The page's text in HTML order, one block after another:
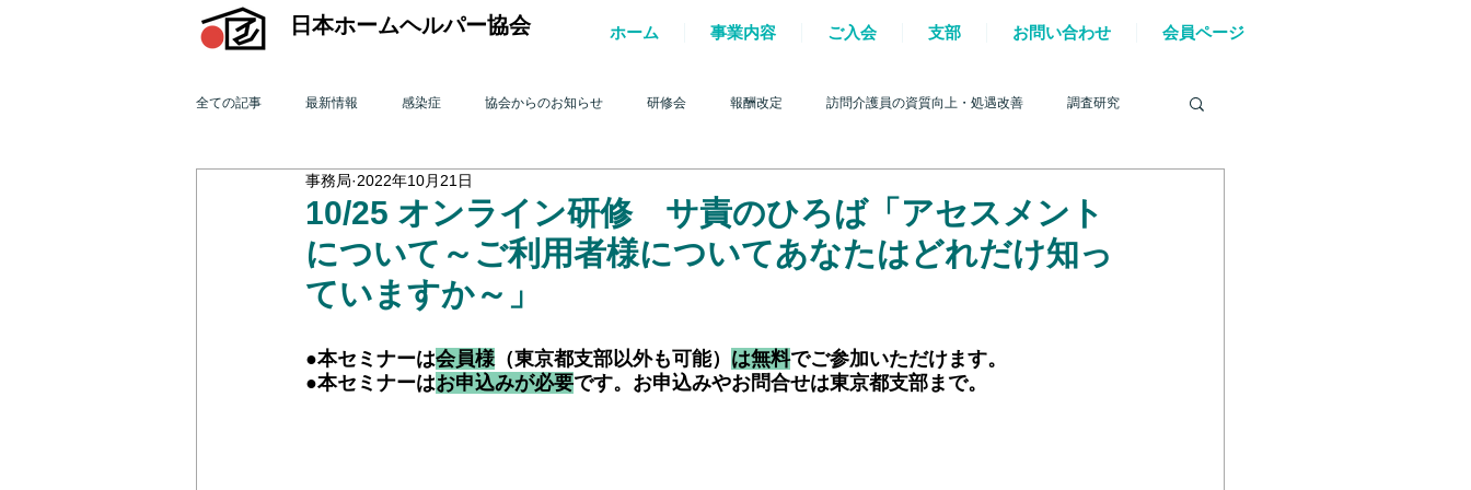
日本ホームヘルパー協会 ホーム 事業内容 ご入会 支部 お問い合わせ 会員ページ
全ての記事 最新情報 感染症 協会からのお知らせ 研修会 報酬改定 訪問介護員の資質向上・処遇改善 調査研究
機関誌「ホームヘルパー」 訪問介護を巡る動き
2015年 訪問介護を巡る動き 2014年 訪問介護を巡る動き
2011年 訪問介護を巡る動き 2010年 訪問介護を巡る動き 2009年 訪問介護を巡る動き Q&A 介護人材確保
10/25 オンライン研修 サ責のひろば「アセスメント
について～ご利用者様についてあなたはどれだけ知っ
ていますか～」
事務局 2022年10月21日
●本セミナーは会員様（東京都支部以外も可能） は無料でご参加いただけます。
●本セミナーはお申込みが必要です。お申込みやお問合せは東京都支部まで。